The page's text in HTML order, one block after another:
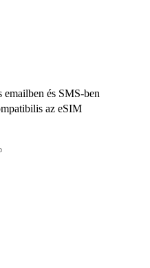
emailben és SMS-ben
az eSIM